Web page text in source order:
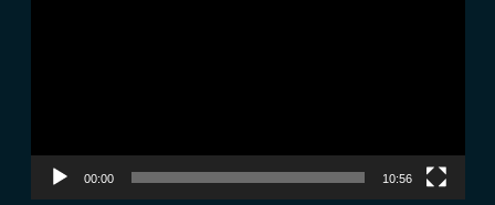
00:00 10:56